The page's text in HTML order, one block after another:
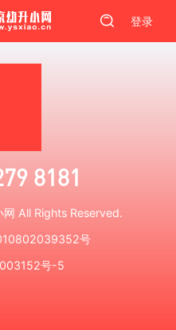
登录
8181
网 All Rights Reserved.
号
号-5